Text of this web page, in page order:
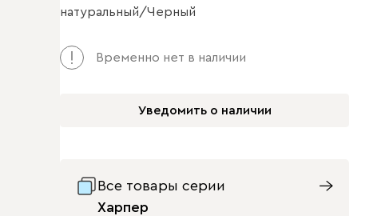
натуральный/Черный
Временно нет в наличии
Уведомить о наличии
Все товары серии
Харпер